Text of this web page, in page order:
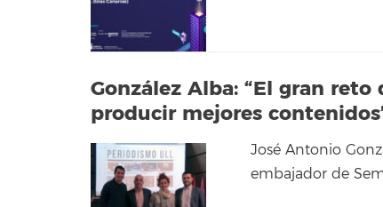
González Alba: “El gran
producir mejores
José Antonio
embajador de